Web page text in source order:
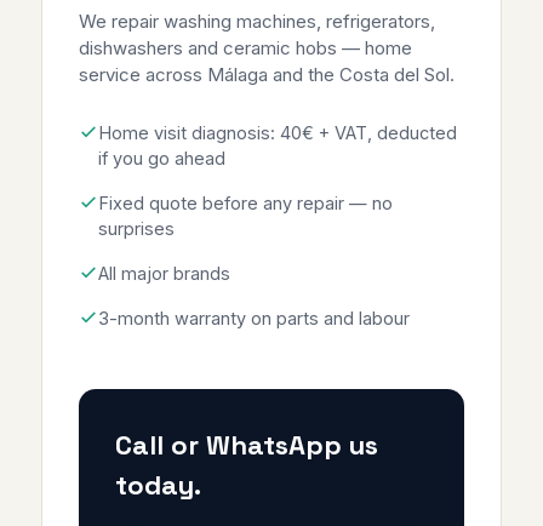
We repair washing machines, refrigerators,
dishwashers and ceramic hobs — home
service across Málaga and the Costa del Sol.
Home visit diagnosis: 40€ + VAT, deducted
if you go ahead
Fixed quote before any repair — no
surprises
All major brands
3-month warranty on parts and labour
Call or WhatsApp us
today.